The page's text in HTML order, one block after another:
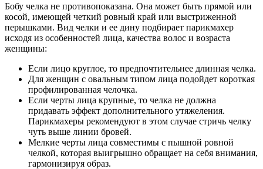
Бобу челка не противопоказана. Она может быть прямой или
косой, имеющей четкий ровный край или выстриженной
перышками. Вид челки и ее дину подбирает парикмахер
исходя из особенностей лица, качества волос и возраста
женщины:
Если лицо круглое, то предпочтительнее длинная челка.
Для женщин с овальным типом лица подойдет короткая
профилированная челочка.
Если черты лица крупные, то челка не должна
придавать эффект дополнительного утяжеления.
Парикмахеры рекомендуют в этом случае стричь челку
чуть выше линии бровей.
Мелкие черты лица совместимы с пышной ровной
челкой, которая выигрышно обращает на себя внимания,
гармонизируя образ.